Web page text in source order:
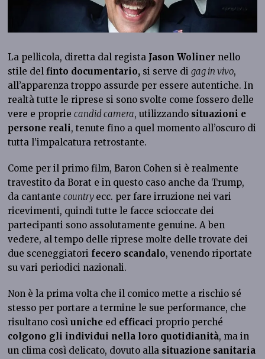
La pellicola, diretta dal regista Jason Woliner nello
stile delfinto documentario, si serve digag in vivo,
all’apparenza troppo assurde per essere autentiche. In
realtà tutte le riprese si sono svolte come fossero delle
vere e propriecandid camera, utilizzando situazioni e
persone reali, tenute fino a quel momento all’oscuro di
tutta l’impalcatura retrostante.
Come per il primo film, Baron Cohen si è realmente
travestito da Borat e in questo caso anche da Trump,
da cantantecountry ecc. per fare irruzione nei vari
ricevimenti, quindi tutte le facce scioccate dei
partecipanti sono assolutamente genuine. A ben
vedere, al tempo delle riprese molte delle trovate dei
due sceneggiatori fecero scandalo, venendo riportate
su vari periodici nazionali.
Non è la prima volta che il comico mette a rischio sé
stesso per portare a termine le sue performance, che
risultano cosìuniche ed efficaci proprio perché
colgono gli individui nella loro quotidianità, ma in
un clima così delicato, dovuto alla situazione sanitaria